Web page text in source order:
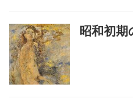
昭和初期